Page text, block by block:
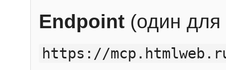
Endpoint (один для
https://